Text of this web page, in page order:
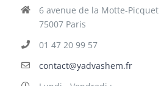
6 avenue de la Motte-Picquet
75007 Paris
01 47 20 99 57
contact@yadvashem.fr